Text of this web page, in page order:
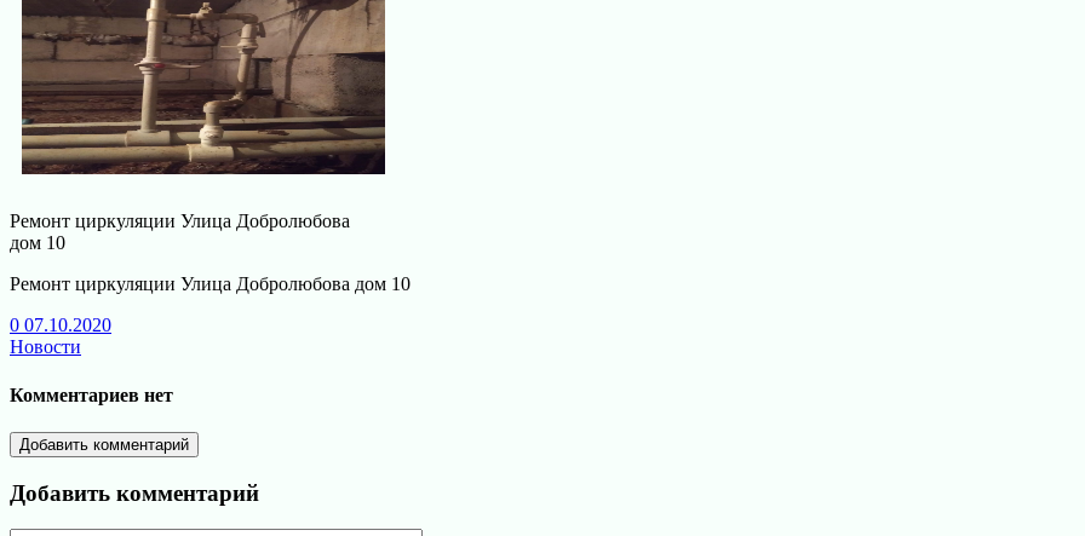
Ремонт циркуляции Улица Добролюбова
дом 10
Ремонт циркуляции Улица Добролюбова дом 10
0 07.10.2020
Новости
Комментариев нет
Добавить комментарий
Добавить комментарий